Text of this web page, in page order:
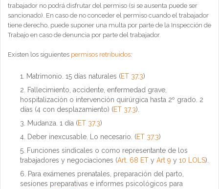
trabajador no podrá disfrutar del permiso (si se ausenta puede ser
sancionado). En caso de no conceder el permiso cuando el trabajador
tiene derecho, puede suponer una multa por parte de la Inspección de
Trabajo en caso de denuncia por parte del trabajador.
Existen los siguientes permisos retribuidos:
Matrimonio. 15 días naturales (ET 37.3)
Fallecimiento, accidente, enfermedad grave,
hospitalización o intervención quirúrgica hasta 2º grado. 2
días (4 con desplazamiento) (ET 37.3).
Mudanza. 1 día (ET 37.3)
Deber inexcusable. Lo necesario. (ET 37.3)
Funciones sindicales o como representante de los
trabajadores y negociaciones (Art. 68 ET y Art 9 y 10 LOLS).
Para exámenes prenatales, preparación del parto,
sesiones preparativas e informes psicológicos para